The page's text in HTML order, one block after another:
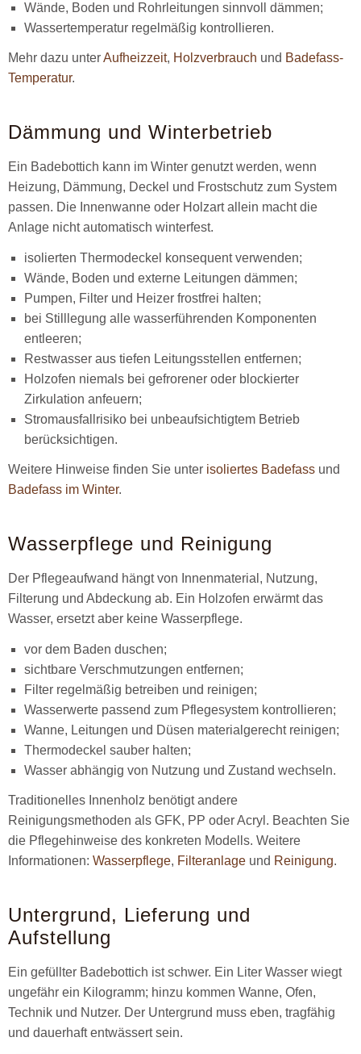
Wände, Boden und Rohrleitungen sinnvoll dämmen;
Wassertemperatur regelmäßig kontrollieren.
Mehr dazu unterAufheizzeit, Holzverbrauch und Badefass-
Temperatur.
Dämmung und Winterbetrieb
Ein Badebottich kann im Winter genutzt werden, wenn
Heizung, Dämmung, Deckel und Frostschutz zum System
passen. Die Innenwanne oder Holzart allein macht die
Anlage nicht automatisch winterfest.
isolierten Thermodeckel konsequent verwenden;
Wände, Boden und externe Leitungen dämmen;
Pumpen, Filter und Heizer frostfrei halten;
bei Stilllegung alle wasserführenden Komponenten
entleeren;
Restwasser aus tiefen Leitungsstellen entfernen;
Holzofen niemals bei gefrorener oder blockierter
Zirkulation anfeuern;
Stromausfallrisiko bei unbeaufsichtigtem Betrieb
berücksichtigen.
Weitere Hinweise finden Sie unter isoliertes Badefass und
Badefass im Winter.
Wasserpflege und Reinigung
Der Pflegeaufwand hängt von Innenmaterial, Nutzung,
Filterung und Abdeckung ab. Ein Holzofen erwärmt das
Wasser, ersetzt aber keine Wasserpflege.
vor dem Baden duschen;
sichtbare Verschmutzungen entfernen;
Filter regelmäßig betreiben und reinigen;
Wasserwerte passend zum Pflegesystem kontrollieren;
Wanne, Leitungen und Düsen materialgerecht reinigen;
Thermodeckel sauber halten;
Wasser abhängig von Nutzung und Zustand wechseln.
Traditionelles Innenholz benötigt andere
Reinigungsmethoden als GFK, PP oder Acryl. Beachten Sie
die Pflegehinweise des konkreten Modells. Weitere
Informationen: Wasserpflege, Filteranlage und Reinigung.
Untergrund, Lieferung und
Aufstellung
Ein gefüllter Badebottich ist schwer. Ein Liter Wasser wiegt
ungefähr ein Kilogramm; hinzu kommen Wanne, Ofen,
Technik und Nutzer. Der Untergrund muss eben, tragfähig
und dauerhaft entwässert sein.